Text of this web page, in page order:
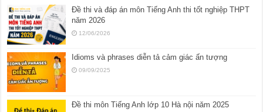
Đề thi và đáp án môn Tiếng Anh thi tốt nghiệp THPT
năm 2026
12/06/2026
Idioms và phrases diễn tả cảm giác ấn tượng
09/09/2025
Đề thi môn Tiếng Anh lớp 10 Hà nội năm 2025